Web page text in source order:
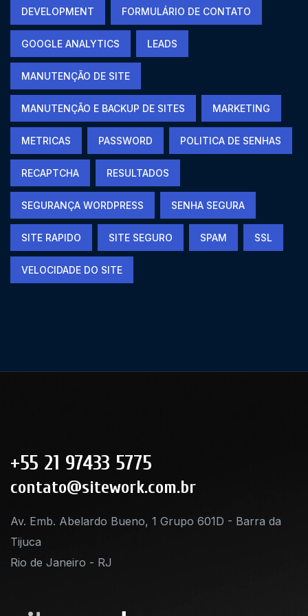
DEVELOPMENT FORMULÁRIO DE CONTATO
GOOGLE ANALYTICS LEADS
MANUTENÇÃO DE SITE
MANUTENÇÃO E BACKUP DE SITES MARKETING
METRICAS PASSWORD POLITICA DE SENHAS
RECAPTCHA RESULTADOS
SEGURANÇA WORDPRESS SENHA SEGURA
SITE RAPIDO SITE SEGURO SPAM SSL
VELOCIDADE DO SITE
+55 21 97433 5775
contato@sitework.com.br
Av. Emb. Abelardo Bueno, 1 Grupo 601D - Barra da
Tijuca
Rio de Janeiro - RJ